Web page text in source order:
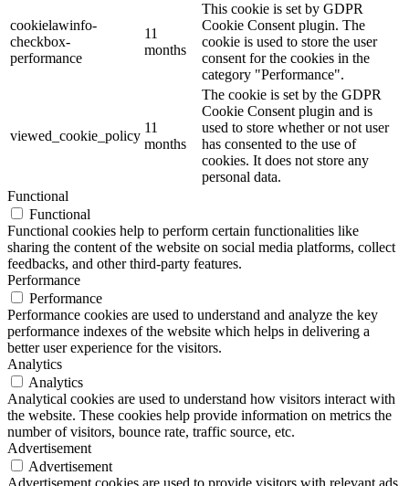
cookielawinfo-
checkbox-
performance
11
months
This cookie is set by GDPR
Cookie Consent plugin. The
cookie is used to store the user
consent for the cookies in the
category "Performance".
viewed_cookie_policy
11
months
The cookie is set by the GDPR
Cookie Consent plugin and is
used to store whether or not user
has consented to the use of
cookies. It does not store any
personal data.
Functional
Functional
Functional cookies help to perform certain functionalities like
sharing the content of the website on social media platforms, collect
feedbacks, and other third-party features.
Performance
Performance
Performance cookies are used to understand and analyze the key
performance indexes of the website which helps in delivering a
better user experience for the visitors.
Analytics
Analytics
Analytical cookies are used to understand how visitors interact with
the website. These cookies help provide information on metrics the
number of visitors, bounce rate, traffic source, etc.
Advertisement
Advertisement
Advertisement cookies are used to provide visitors with relevant ads